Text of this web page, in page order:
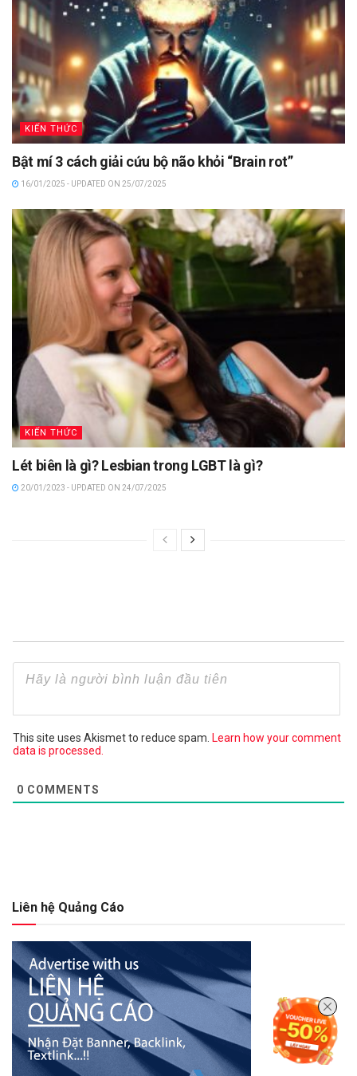
KIẾN THỨC
Bật mí 3 cách giải cứu bộ não khỏi “Brain rot”
16/01/2025 - UPDATED ON 25/07/2025
KIẾN THỨC
Lét biên là gì? Lesbian trong LGBT là gì?
20/01/2023 - UPDATED ON 24/07/2025
This site uses Akismet to reduce spam. Learn how your comment
data is processed.
0 COMMENTS
Liên hệ Quảng Cáo